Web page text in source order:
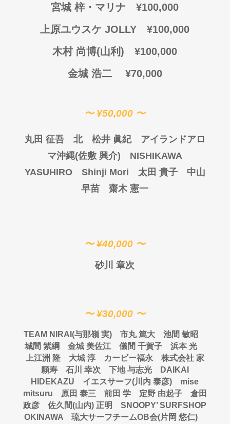
宮城 梓・マリナ ¥100,000
上原ユウスケ JOLLY ¥100,000
木村 尚博(山利) ¥100,000
金城 浩二 ¥70,000
〜 ¥50,000 〜
丸田 征吾 北 松井 眞紀 アイランドアロ
マ沖縄(佐敷 興介) NISHIKAWA
YASUHIRO Shinji Mori 太田 貴子 中山
早苗 齋木 憲一
〜 ¥40,000 〜
砂川 章次
〜 ¥30,000 〜
TEAM NIRAI(与那嶺 実) 市丸 篤大 池間 敏昭
城間 紫綱 金城 美佐江 儀間 千賀子 浜本 光
上江洲 隆 大城 淳 カービー福永 株式会社 家
願寿 石川
幸次 下地 与志光
DAIKAI
HIDEKAZU イエスサーフ(川内 泰彦) mise
mitsuru 原田 泰三 前田 学 定野 由起子 倉田
政彦 佐久間(山内) 正明 SNOOPY’ SURFSHOP
OKINAWA 琉大サーフチームOB会(片岡 悠仁)